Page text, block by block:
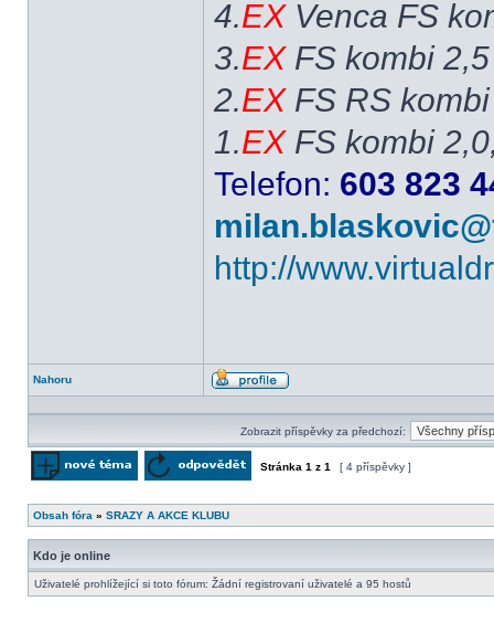
4.EXVenca FS
3.EXFS kombi
2.EXFS RS
1.EXFS kombi
Telefon: 603 823
http://
Nahoru
Profil
Zobrazit příspěvky za předchozí:
Stránka 1 z 1 [ 4 příspěvky ]
Obsah fóra » SRAZY A AKCE KLUBU
Kdo je online
Uživatelé prohlížející si toto fórum: Žádní registrovaní uživatelé a 95 hostů